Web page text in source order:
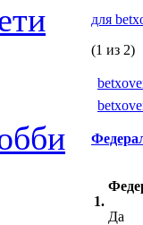
для
(1 из 2)
1.
Да